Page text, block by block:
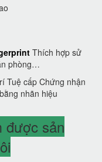
Thích hợp sử
phòng…
Tuệ cấp Chứng nhận
nhãn hiệu
được sản